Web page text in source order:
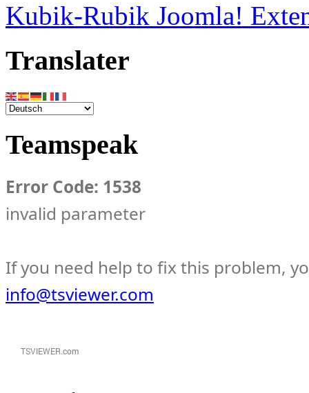
Kubik-Rubik Joomla!
Translater
Teamspeak
Error Code: 1538
invalid parameter
If you need help to fix this problem,
info@tsviewer.com